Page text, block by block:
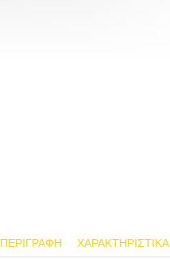
ΠΕΡΙΓΡΑΦΉ ΧΑΡΑΚΤΗΡΙΣΤΙΚΆ